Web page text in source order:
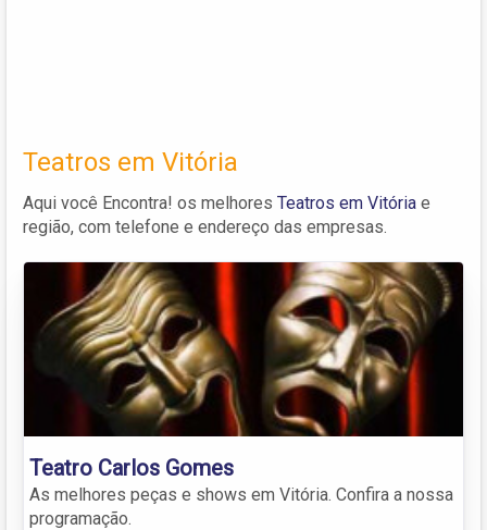
Teatros em Vitória
Aqui você Encontra! os melhores Teatros em Vitória e
região, com telefone e endereço das empresas.
Teatro Carlos Gomes
As melhores peças e shows em Vitória. Confira a nossa
programação.